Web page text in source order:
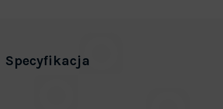
Specyfikacja